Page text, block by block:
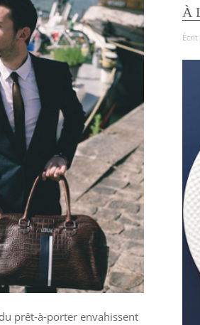
prêt-à-porter envahissent
À